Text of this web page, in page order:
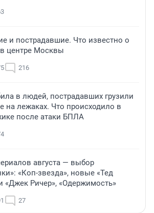
и пострадавшие. Что известно о
центре Москвы
216
в людей, пострадавших грузили
на лежаках. Что происходило в
после атаки БПЛА
августа — выбор
«Коп-звезда», новые «Тед
«Джек Ричер», «Одержимость»
27